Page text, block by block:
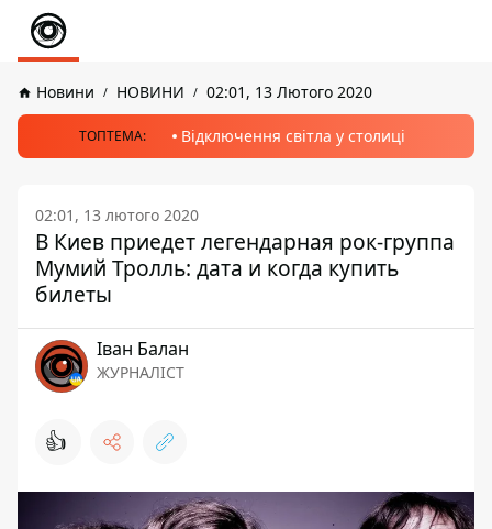
Новини НОВИНИ 02:01, 13 Лютого 2020
ТОПТЕМА: Відключення світла у столиці
02:01, 13 лютого 2020
В Киев приедет легендарная рок-группа
Мумий Тролль: дата и когда купить
билеты
Іван Балан
ЖУРНАЛІСТ
👍